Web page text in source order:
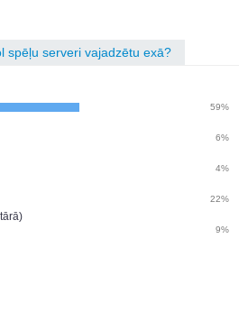
spēļu serveri vajadzētu exā?
59%
6%
4%
22%
9%